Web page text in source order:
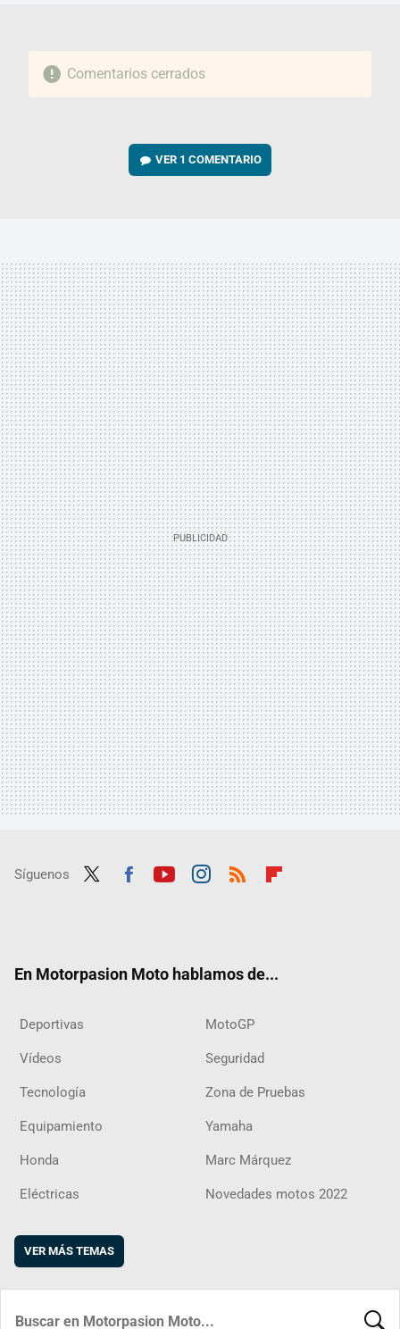
Comentarios cerrados
VER 1 COMENTARIO
Síguenos
En Motorpasion Moto hablamos de...
Deportivas MotoGP
Vídeos Seguridad
Tecnología Zona de Pruebas
Equipamiento Yamaha
Honda Marc Márquez
Eléctricas Novedades motos 2022
VER MÁS TEMAS